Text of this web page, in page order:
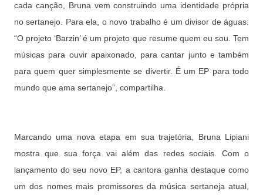
cada canção, Bruna vem construindo uma identidade própria
no sertanejo. Para ela, o novo trabalho é um divisor de águas:
“O projeto ‘Barzin’ é um projeto que resume quem eu sou. Tem
músicas para ouvir apaixonado, para cantar junto e também
para quem quer simplesmente se divertir. É um EP para todo
mundo que ama sertanejo”, compartilha.
Marcando uma nova etapa em sua trajetória, Bruna Lipiani
mostra que sua força vai além das redes sociais. Com o
lançamento do seu novo EP, a cantora ganha destaque como
um dos nomes mais promissores da música sertaneja atual,